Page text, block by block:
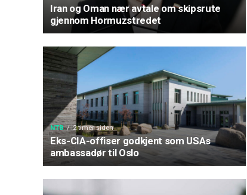
Iran og Oman nær avtale om skipsrute
gjennom Hormuzstredet
NTB 2 timer siden
Eks-CIA-offiser godkjent som USAs
ambassadør til Oslo